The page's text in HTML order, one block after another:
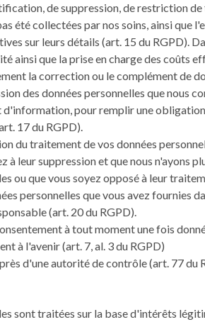
de suppression, de restriction
été collectées par nos soins, ainsi
sur leurs détails (art. 15 du RGPD).
ainsi que la prise en charge des coûts
la correction ou le complément de
des données personnelles que nous
pour remplir une
17 du RGPD).
du traitement de vos données
à leur suppression et que nous n'ayons
ou que vous soyez opposé à leur
personnelles que vous avez fournies
(art. 20 du RGPD).
à tout moment une fois
à l'avenir (art. 7, al. 3 du RGPD)
d'une autorité de contrôle (art. 77 du
sont traitées sur la base d'intérêts